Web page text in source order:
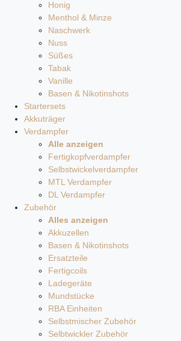
Honig
Menthol & Minze
Naschwerk
Nuss
Süßes
Tabak
Vanille
Basen & Nikotinshots
Startersets
Akkuträger
Verdampfer
Alle anzeigen
Fertigkopfverdampfer
Selbstwickelverdampfer
MTL Verdampfer
DL Verdampfer
Zubehör
Alles anzeigen
Akkuzellen
Basen & Nikotinshots
Ersatzteile
Fertigcoils
Ladegeräte
Mundstücke
RBA Einheiten
Selbstmischer Zubehör
Selbtwickler Zubehör